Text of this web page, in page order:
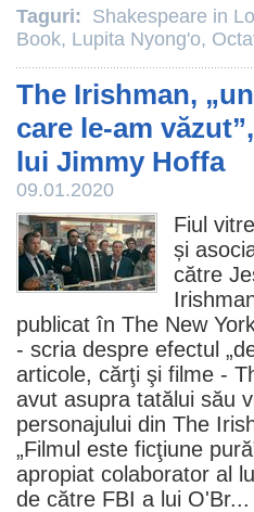
Taguri: Shakespeare in
Book, Lupita Nyong'o,
The Irishman,
care le-am
lui Jimmy Hoffa
09.01.2020
Fiul
și
către
publicat în The New
- scria despre efectul
articole, cărţi şi filme -
avut asupra tatălui său
personajului din The
„Filmul este ficţiune
apropiat colaborator al
de către FBI a lui O'Br...